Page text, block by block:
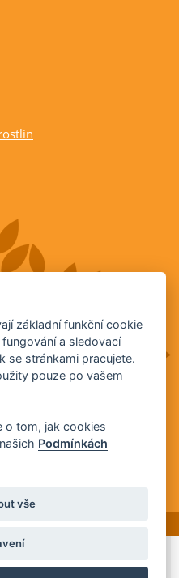
Citrus-shop.cz -Partnerský
základní funkční cookie
a sledovací
se stránkami pracujete.
pouze po vašem
o tom, jak cookies
Podmínkách
vše